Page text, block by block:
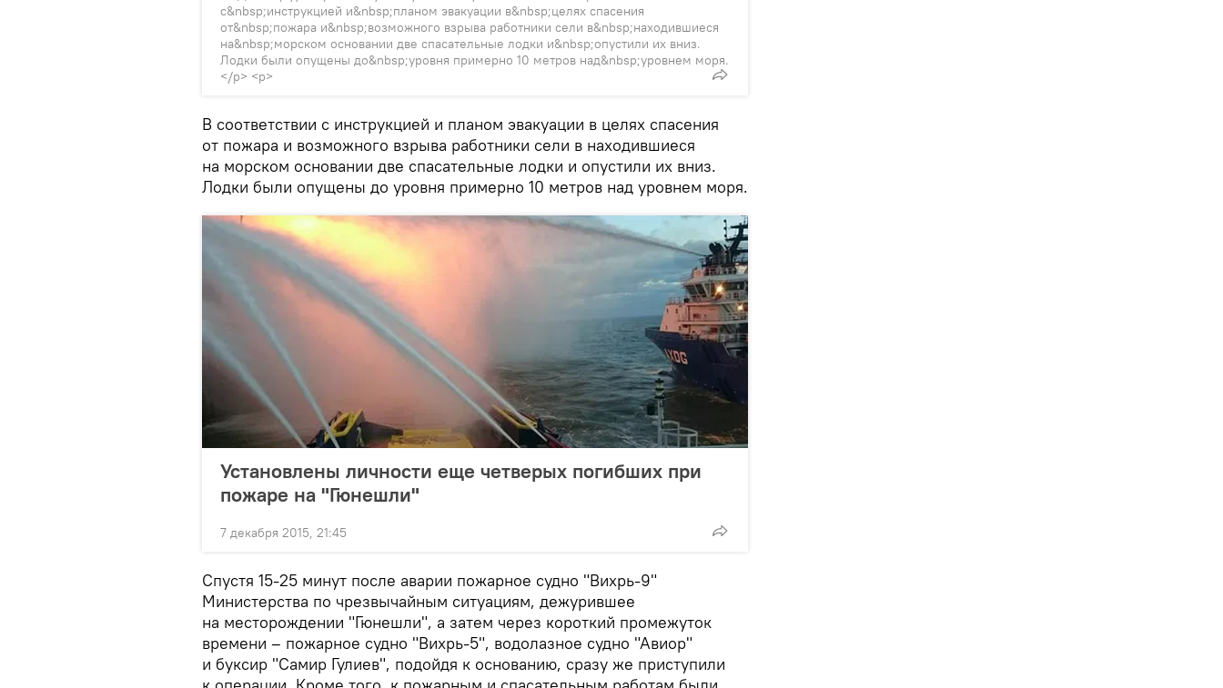
с&nbsp;инструкцией и&nbsp;планом эвакуации в&nbsp;целях спасения
от&nbsp;пожара и&nbsp;возможного взрыва работники сели в&nbsp;находившиеся
на&nbsp;морском основании две спасательные лодки и&nbsp;опустили их вниз.
Лодки были опущены до&nbsp;уровня примерно 10 метров над&nbsp;уровнем моря.
</p> <p>
В соответствии с инструкцией и планом эвакуации в целях спасения
от пожара и возможного взрыва работники сели в находившиеся
на морском основании две спасательные лодки и опустили их вниз.
Лодки были опущены до уровня примерно 10 метров над уровнем моря.
Установлены личности еще четверых погибших при
пожаре на "Гюнешли"
7 декабря 2015, 21:45
Спустя 15-25 минут после аварии пожарное судно "Вихрь-9"
Министерства по чрезвычайным ситуациям, дежурившее
на месторождении "Гюнешли", а затем через короткий промежуток
времени – пожарное судно "Вихрь-5", водолазное судно "Авиор"
и буксир "Самир Гулиев", подойдя к основанию, сразу же приступили